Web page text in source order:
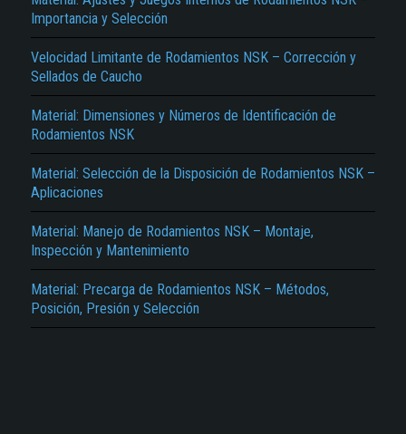
Importancia y Selección
Velocidad Limitante de Rodamientos NSK – Corrección y
Sellados de Caucho
Material: Dimensiones y Números de Identificación de
Rodamientos NSK
Material: Selección de la Disposición de Rodamientos NSK –
Aplicaciones
Material: Manejo de Rodamientos NSK – Montaje,
Inspección y Mantenimiento
Material: Precarga de Rodamientos NSK – Métodos,
Posición, Presión y Selección
Texto o Imagen de portada son erróneos.
No carga o no se visualiza el contenido.
Reportar otro tipo de error...